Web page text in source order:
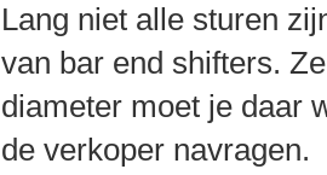
Lang niet alle sturen
van bar end shifters.
diameter moet je daar
de verkoper navragen.